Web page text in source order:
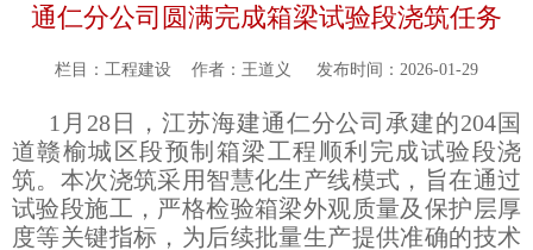
通仁分公司圆满完成箱梁试验段浇筑任务
栏目：工程建设 作者：王道义 发布时间：2026-01-29
1月28日，江苏海建通仁分公司承建的204国
道赣榆城区段预制箱梁工程顺利完成试验段浇
筑。本次浇筑采用智慧化生产线模式，旨在通过
试验段施工，严格检验箱梁外观质量及保护层厚
度等关键指标，为后续批量生产提供准确的技术